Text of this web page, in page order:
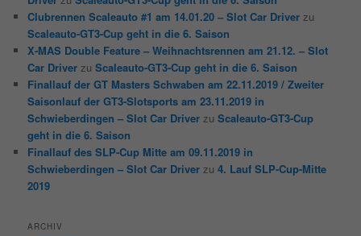
Clubrennen Scaleauto #1 am 14.01.20 – Slot Car Driver zu
Scaleauto-GT3-Cup geht in die 6. Saison
X-MAS Double Feature – Weihnachtsrennen am 21.12. – Slot
Car Driver zuScaleauto-GT3-Cup geht in die 6. Saison
Finallauf der GT Masters Schwaben am 22.11.2019 / Zweiter
Saisonlauf der GT3-Slotsports am 23.11.2019 in
Schwieberdingen – Slot Car Driver zuScaleauto-GT3-Cup
geht in die 6. Saison
Finallauf des SLP-Cup Mitte am 09.11.2019 in
Schwieberdingen – Slot Car Driver zu4. Lauf SLP-Cup-Mitte
2019
ARCHIV